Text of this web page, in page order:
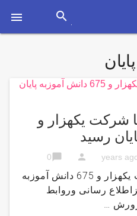
 search
شرکت یکهزار و
person
chat_bubble
0
مسابقات ورزشی با شرکت یکهزار و 675 دانش آموزبه
رسانی وروابط
…